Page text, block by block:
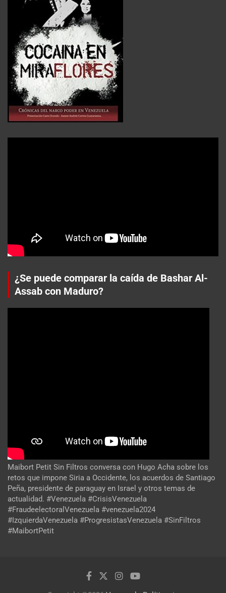
¿Se puede comparar la caída de Bashar Al-
Assab con Maduro?
Maibort Petit Sin Filtros conversa con Hugo Acha sobre los
retos que impone Siria a Occidente, los acuerdos de Santiago
Peña, presidente de paraguay en Israel y otros temas de
actualidad. #Venezuela #CrisisVenezuela
#FraudeelectoralVenezuela #venezuela2024
#IzquierdaVenezuela #ProgresistasVenezuela #SinFiltros
#MaibortPetit